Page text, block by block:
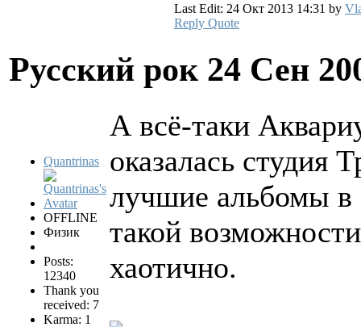
Last Edit: 24 Окт 2013 14:31 by
Reply Quote
Русский рок 24 Сен
Quantrinas
OFFLINE
Физик
Posts:
12340
Thank you
received: 7
Karma: 1
А всё-таки
оказалась студия
лучшие альбомы
такой
хаотично.